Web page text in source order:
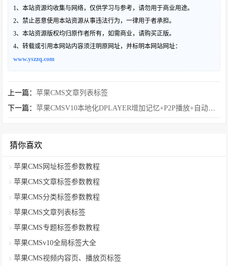
1、本站资源均收集与网络，仅供学习与参考，请勿用于商业用途。
2、禁止恶意使用本站资源从事违法行为，一律用于者承担。
3、本站资源版权均归原作者所有，如需商业，请购买正版。
4、转载或引用本网站内容须注明原网址，并标明本网站网址：
www.yszzq.com
上一篇：苹果CMS文章列表标签
下一篇：苹果CMSV10本地化DPLAYER增加记忆+P2P播放+自动下一集方法
猜你喜欢
苹果CMS网址标签参数教程
苹果CMS文章标签参数教程
苹果CMS分类标签参数教程
苹果CMS文章列表标签
苹果CMS专题标签参数教程
苹果CMSv10全局标签大全
苹果CMS视频内容页、播放页标签